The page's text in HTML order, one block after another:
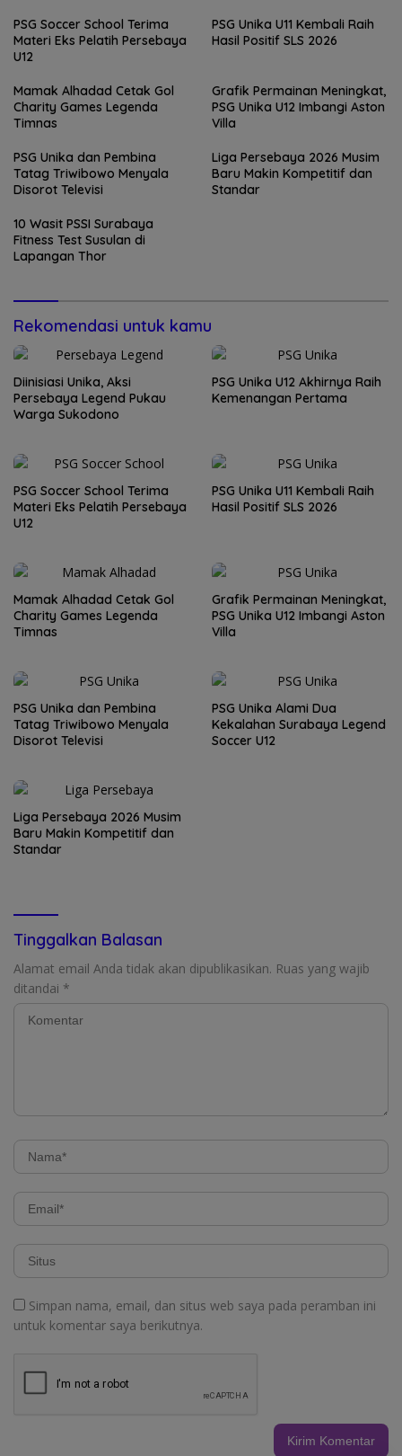
PSG Soccer School Terima
Materi Eks Pelatih Persebaya
U12
PSG Unika U11 Kembali Raih
Hasil Positif SLS 2026
Mamak Alhadad Cetak Gol
Charity Games Legenda
Timnas
Grafik Permainan Meningkat,
PSG Unika U12 Imbangi Aston
Villa
PSG Unika dan Pembina
Tatag Triwibowo Menyala
Disorot Televisi
Liga Persebaya 2026 Musim
Baru Makin Kompetitif dan
Standar
10 Wasit PSSI Surabaya
Fitness Test Susulan di
Lapangan Thor
Rekomendasi untuk kamu
Diinisiasi Unika, Aksi
Persebaya Legend Pukau
Warga Sukodono
PSG Unika U12 Akhirnya Raih
Kemenangan Pertama
PSG Soccer School Terima
Materi Eks Pelatih Persebaya
U12
PSG Unika U11 Kembali Raih
Hasil Positif SLS 2026
Mamak Alhadad Cetak Gol
Charity Games Legenda
Timnas
Grafik Permainan Meningkat,
PSG Unika U12 Imbangi Aston
Villa
PSG Unika dan Pembina
Tatag Triwibowo Menyala
Disorot Televisi
PSG Unika Alami Dua
Kekalahan Surabaya Legend
Soccer U12
Liga Persebaya 2026 Musim
Baru Makin Kompetitif dan
Standar
Tinggalkan Balasan
Alamat email Anda tidak akan dipublikasikan. Ruas yang wajib
ditandai *
Simpan nama, email, dan situs web saya pada peramban ini
untuk komentar saya berikutnya.